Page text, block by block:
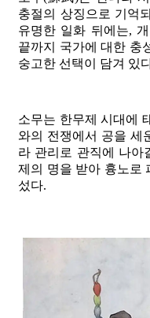
충절의 상징으로 기억
유명한 일화 뒤에는,
끝까지 국가에 대한 충
숭고한 선택이 담겨 있
소무는 한무제 시대에
와의 전쟁에서 공을 세
라 관리로 관직에 나아
제의 명을 받아 흉노로
섰다.